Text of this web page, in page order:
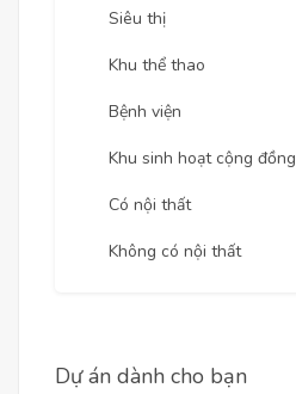
Siêu thị
Khu thể thao
Bệnh viện
Khu sinh hoạt cộng đồng
Có nội thất
Không có nội thất
Dự án dành cho bạn